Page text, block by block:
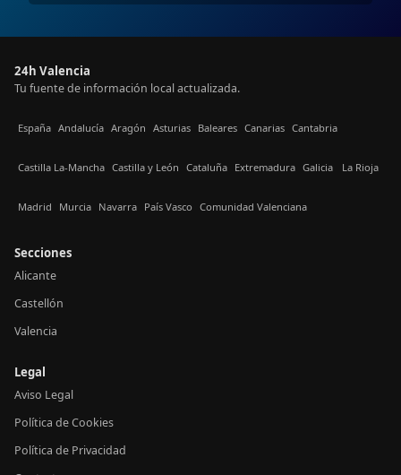
24h Valencia
Tu fuente de información local actualizada.
España Andalucía Aragón Asturias Baleares Canarias Cantabria
Castilla La-Mancha Castilla y León Cataluña Extremadura Galicia La Rioja
Madrid Murcia Navarra País Vasco Comunidad Valenciana
Secciones
Alicante
Castellón
Valencia
Legal
Aviso Legal
Política de Cookies
Política de Privacidad